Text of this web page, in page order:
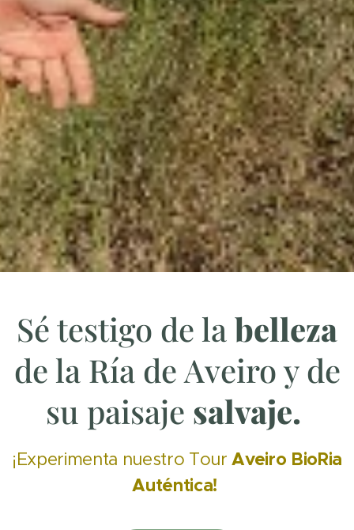
Sé testigo de labelleza
de la Ría de Aveiro y de
su paisaje salvaje.
¡Experimenta nuestro TourAveiro BioRia
Auténtica!